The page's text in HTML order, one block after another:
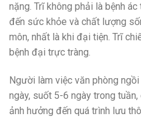
nặng. Trĩ không phải là bệnh
đến sức khỏe và chất lượng
môn, nhất là khi đại tiện. Trĩ
bệnh đại trực tràng.
Người làm việc văn phòng
ngày, suốt 5-6 ngày trong
ảnh hưởng đến quá trình lưu